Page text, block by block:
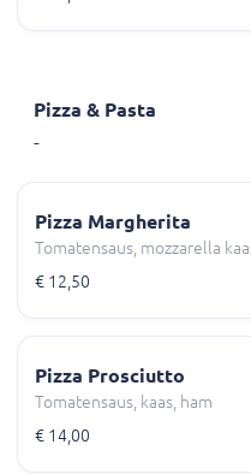
Pizza & Pasta
-
Pizza Margherita
Tomatensaus, mozzarella
€ 12,50
Pizza Prosciutto
Tomatensaus, kaas, ham
€ 14,00